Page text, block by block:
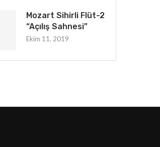
Mozart Sihirli Flüt-2
“Açılış Sahnesi”
Ekim 11, 2019